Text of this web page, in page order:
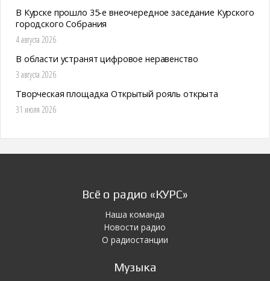
В Курске прошло 35-е внеочередное заседание Курского
городского Собрания
4 августа 2026
В области устранят цифровое неравенство
3 августа 2026
Творческая площадка Открытый рояль открыта
31 июля 2026
Всё о радио «КУРС»
Наша команда
Новости радио
О радиостанции
Музыка